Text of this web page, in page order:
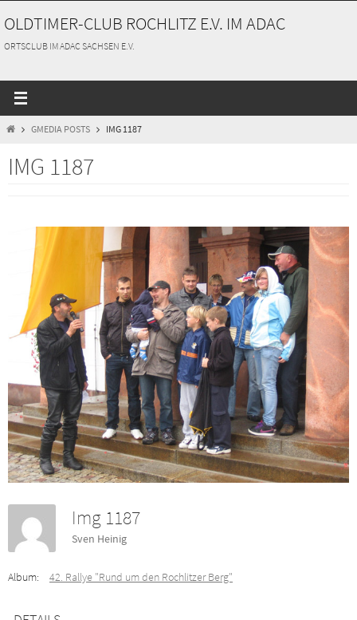
Inhalt
springen
OLDTIMER-CLUB ROCHLITZ E.V. IM ADAC
ORTSCLUB IM ADAC SACHSEN E.V.
STARTGMEDIA POSTS IMG 1187
IMG 1187
Img 1187
Sven Heinig
Album: 42. Rallye "Rund um den Rochlitzer Berg"